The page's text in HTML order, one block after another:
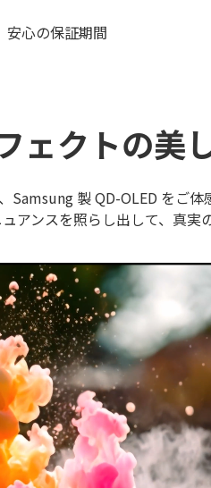
安心の保証期間
ェクトの美
Samsung 製 QD-OLED をご体
ンスを照らし出して、真実